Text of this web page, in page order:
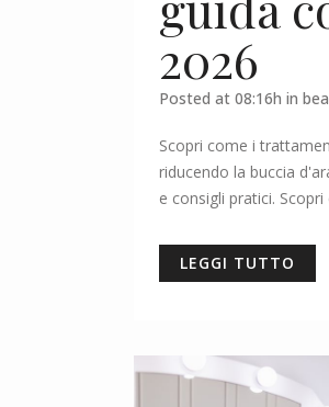
2026
Posted at 08:16h in
Scopri come i
riducendo la buccia
e consigli pratici. Scopri
LEGGI TUTTO